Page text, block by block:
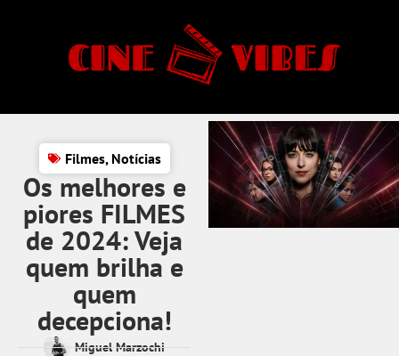
Filmes, Notícias
Os melhores e
piores FILMES
de 2024: Veja
quem brilha e
quem
decepciona!
Miguel Marzochi